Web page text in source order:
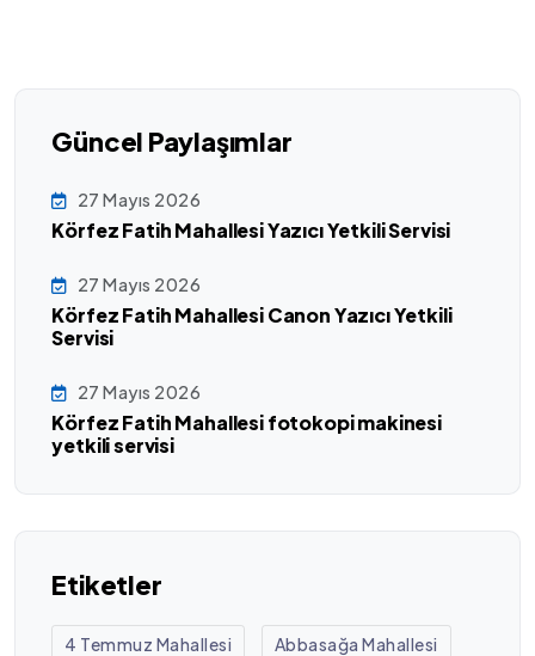
Güncel Paylaşımlar
27 Mayıs 2026
Körfez Fatih Mahallesi Yazıcı Yetkili Servisi
27 Mayıs 2026
Körfez Fatih Mahallesi Canon Yazıcı Yetkili
Servisi
27 Mayıs 2026
Körfez Fatih Mahallesi fotokopi makinesi
yetkili servisi
Etiketler
4 Temmuz Mahallesi Abbasağa Mahallesi